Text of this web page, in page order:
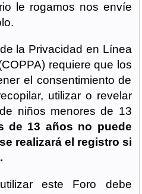
le rogamos nos envíe
la Privacidad en Línea
requiere que los
el consentimiento de
utilizar o revelar
niños menores de 13
de 13 años no puede
realizará el registro si
este Foro debe